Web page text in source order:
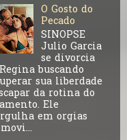
O Gosto do
Pecado
SINOPSE
Julio Garcia
se divorcia
buscando
sua liberdade
da rotina do
Ele
em orgias